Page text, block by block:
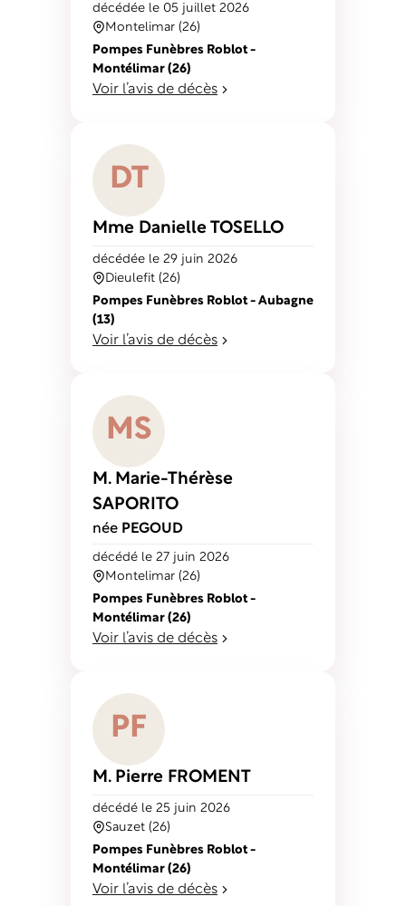
Montelimar (26)
décédée le 05 juillet 2026
Pompes Funèbres Roblot -
Montélimar (26)
Voir l’avis de décès
DT
Mme Danielle TOSELLO
Dieulefit (26)
décédée le 29 juin 2026
Pompes Funèbres Roblot - Aubagne
(13)
Voir l’avis de décès
M S
M. Marie-Thérèse
SAPORITO
née PEGOUD
Montelimar (26)
décédé le 27 juin 2026
Pompes Funèbres Roblot -
Montélimar (26)
Voir l’avis de décès
P F
M. Pierre FROMENT
Sauzet (26)
décédé le 25 juin 2026
Pompes Funèbres Roblot -
Montélimar (26)
Voir l’avis de décès